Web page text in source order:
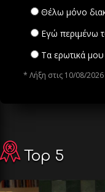
Θέλω μόνο
Εγώ περιμένω
Τα ερωτικά μου
* Λήξη στις 10/08/2026
Top 5